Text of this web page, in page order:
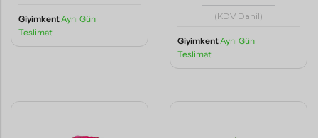
Giyimkent Aynı Gün
Teslimat
(KDV Dahil)
Giyimkent Aynı Gün
Teslimat